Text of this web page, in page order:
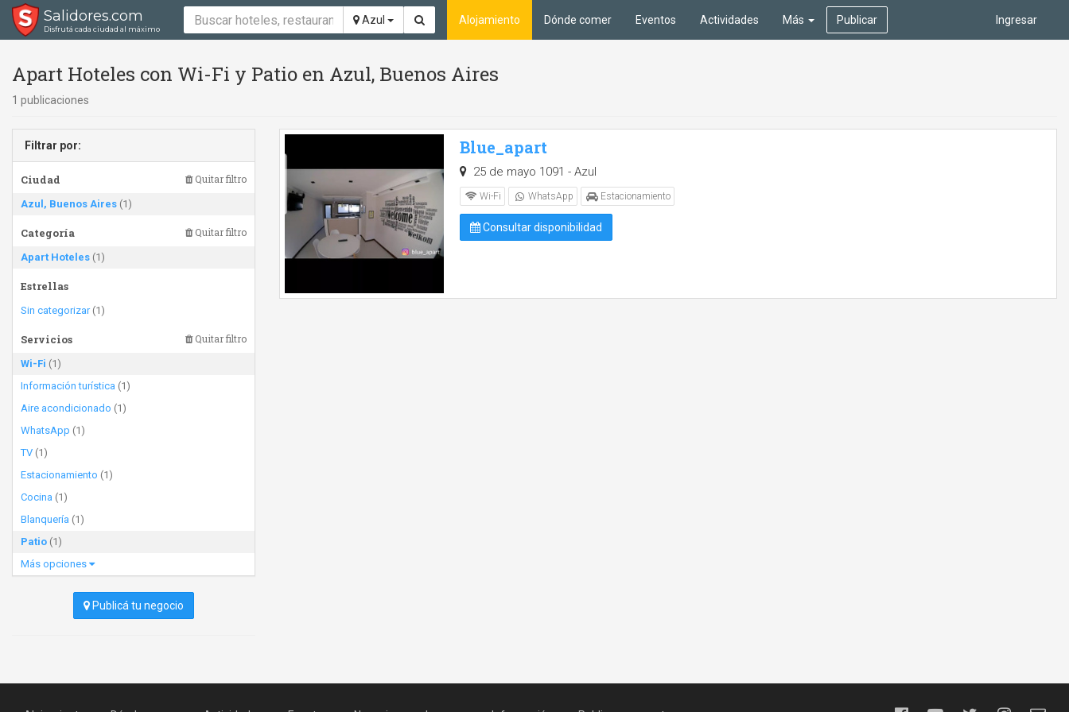
Salidores.com
Disfrutá cada ciudad al máximo
Azul Ingresar
Alojamiento Dónde comer Eventos Actividades Más Publicar
Apart Hoteles con Wi-Fi y Patio en Azul, Buenos Aires
1 publicaciones
Filtrar por:
Ciudad Quitar filtro
Azul, Buenos Aires (1)
Categoría Quitar filtro
Apart Hoteles (1)
Estrellas
Sin categorizar(1)
Servicios Quitar filtro
Wi-Fi (1)
Información turística (1)
Aire acondicionado (1)
WhatsApp (1)
TV (1)
Estacionamiento (1)
Cocina (1)
Blanquería (1)
Patio (1)
Más opciones
Publicá tu negocio
Blue_apart
25 de mayo 1091 - Azul
Wi-Fi WhatsApp Estacionamiento
Consultar disponibilidad